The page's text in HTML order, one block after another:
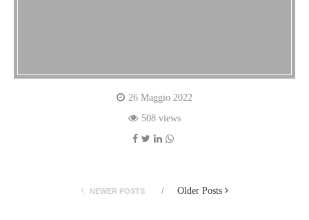
26 Maggio 2022
508 views
NEWER POSTS Older Posts